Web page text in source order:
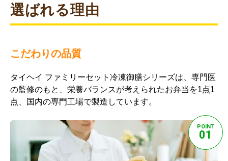
選ばれる理由
こだわりの品質
タイヘイ ファミリーセット冷凍御膳シリーズは、専門医
の監修のもと、栄養バランスが考えられたお弁当を1点1
点、国内の専門工場で製造しています。
POINT
01